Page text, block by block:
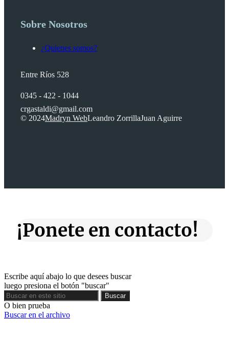
Sobre Nosotros
¿Quienes somos?
Entre Ríos 528
0345 - 422 - 1044
crgastaldi@gmail.com
© 2024Madryn WebLeandro ZorrillaJuan Aguirre
¡Ponete en contacto!
Escribe aquí abajo lo que desees buscar
luego presiona el botón "buscar"
Buscar
Buscar
O bien prueba
Buscar en el archivo